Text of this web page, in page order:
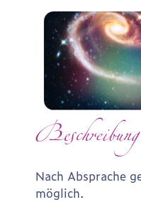
Beschreibung
Nach Absprache
möglich.